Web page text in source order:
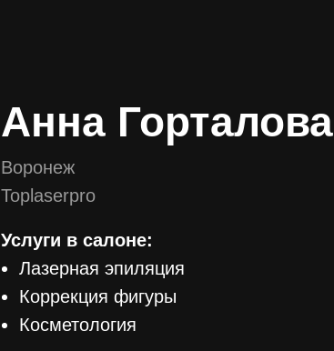
Анна Горталова
Воронеж
Toplaserpro
Услуги в салоне:
Лазерная эпиляция
Коррекция фигуры
Косметология